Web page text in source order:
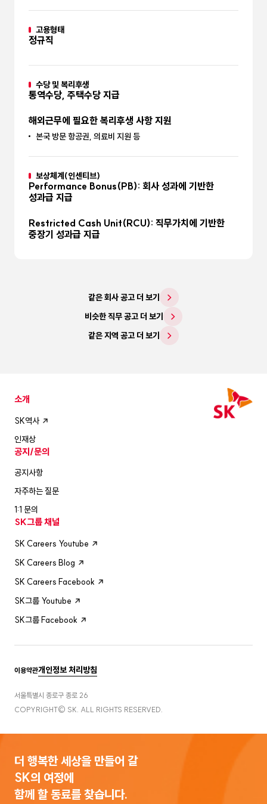
고용형태
정규직
수당 및 복리후생
통역수당, 주택수당 지급
해외근무에 필요한 복리후생 사항 지원
본국 방문 항공권, 의료비 지원 등
보상체계(인센티브)
Performance Bonus(PB): 회사 성과에 기반한
성과급 지급
Restricted Cash Unit(RCU): 직무가치에 기반한
중장기 성과급 지급
같은 회사 공고 더 보기
비슷한 직무 공고 더 보기
같은 지역 공고 더 보기
소개
SK역사
인재상
공지/문의
공지사항
자주하는 질문
1:1 문의
SK그룹 채널
SK Careers Youtube
SK Careers Blog
SK Careers Facebook
SK그룹 Youtube
SK그룹 Facebook
이용약관개인정보 처리방침
서울특별시 종로구 종로 26
COPYRIGHT© SK. ALL RIGHTS RESERVED.
더 행복한 세상을 만들어 갈
SK의 여정에
함께 할 동료를 찾습니다.